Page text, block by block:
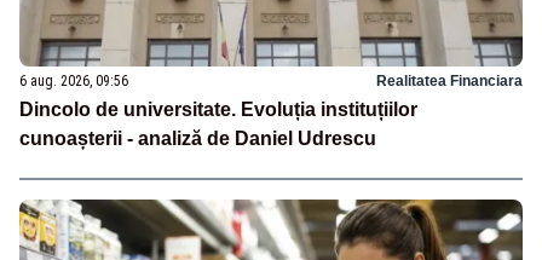
6 aug. 2026, 09:56 Realitatea Financiara
Dincolo de universitate. Evoluția instituțiilor
cunoașterii - analiză de Daniel Udrescu